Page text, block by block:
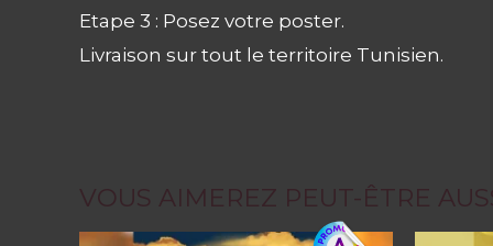
Etape 3 : Posez votre poster.
Livraison sur tout le territoire Tunisien.
VOUS AIMEREZ PEUT-ÊTRE